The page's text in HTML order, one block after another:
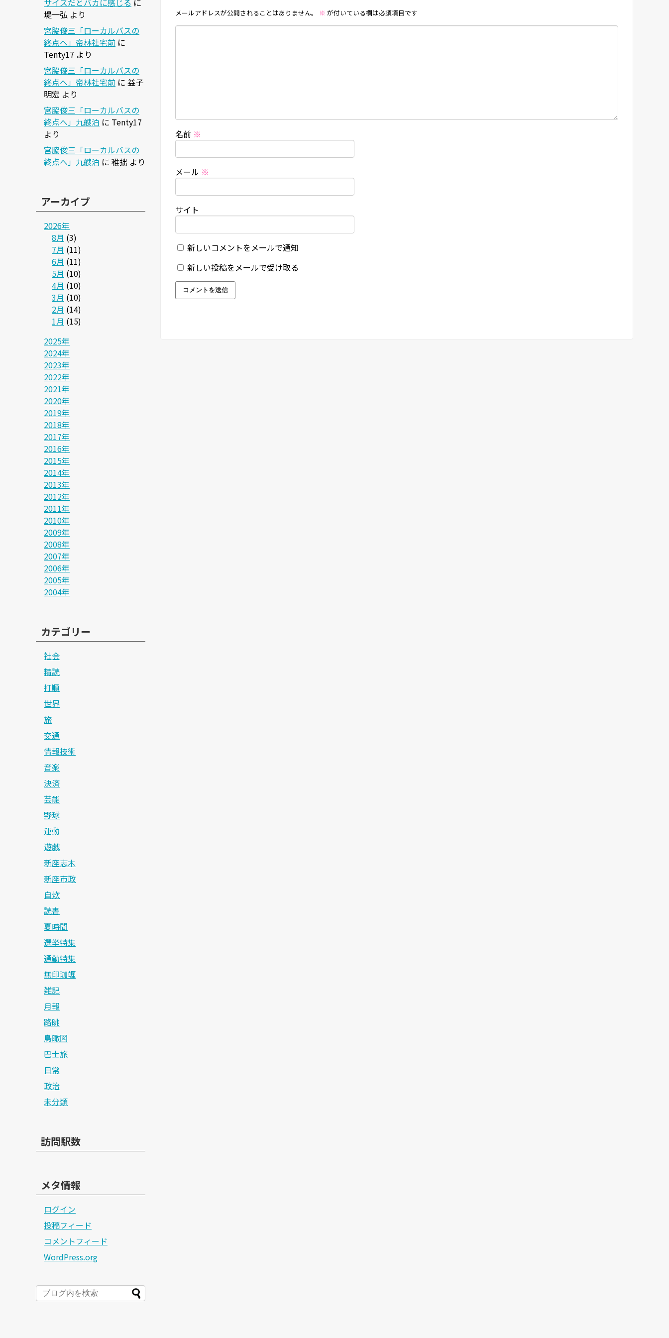
メールアドレスが公開されることはありません。 ※ が付いている欄は必須項目です
名前 ※
メール ※
サイト
新しいコメントをメールで通知
新しい投稿をメールで受け取る
サイズだとバカに感じる に
堤一弘 より
宮脇俊三「ローカルバスの
終点へ」帝林社宅前 に
Tenty17 より
宮脇俊三「ローカルバスの
終点へ」帝林社宅前 に 益子
明宏 より
宮脇俊三「ローカルバスの
終点へ」九艘泊 に Tenty17
より
宮脇俊三「ローカルバスの
終点へ」九艘泊 に 稚拙 より
アーカイブ
2026年
8月 (3)
7月 (11)
6月 (11)
5月 (10)
4月 (10)
3月 (10)
2月 (14)
1月 (15)
2025年
2024年
2023年
2022年
2021年
2020年
2019年
2018年
2017年
2016年
2015年
2014年
2013年
2012年
2011年
2010年
2009年
2008年
2007年
2006年
2005年
2004年
カテゴリー
社会
精読
打順
世界
旅
交通
情報技術
音楽
決済
芸能
野球
運動
遊戯
新座志木
新座市政
自炊
読書
夏時間
選挙特集
通勤特集
無印珈竰
雑記
月報
路眺
鳥瞰図
巴士旅
日常
政治
未分類
訪問駅数
メタ情報
ログイン
投稿フィード
コメントフィード
WordPress.org